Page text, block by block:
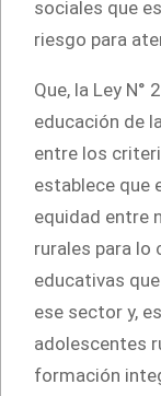
sociales que
riesgo para
Que, la Ley
educación de
entre los
establece que
equidad entre
rurales para lo
educativas
ese sector y,
adolescentes
formación